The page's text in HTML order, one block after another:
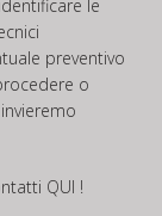
le
preventivo
o
QUI !